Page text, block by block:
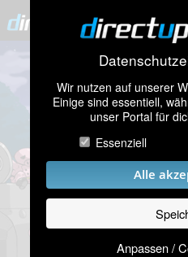
Wir nutzen auf unserer
Einige sind essentiell,
unser Portal für
Essenziell
Alle
Anpassen /